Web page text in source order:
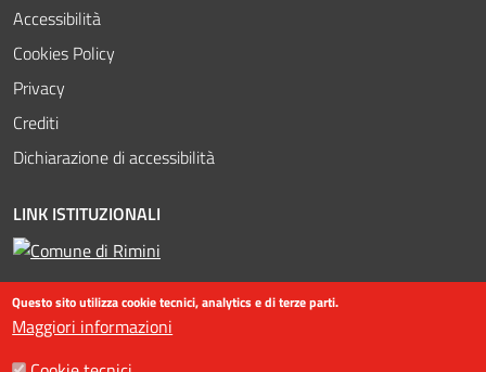
Accessibilità
Cookies Policy
Privacy
Crediti
Dichiarazione di accessibilità
LINK ISTITUZIONALI
Questo sito utilizza cookie tecnici, analytics e di terze parti.
Maggiori informazioni